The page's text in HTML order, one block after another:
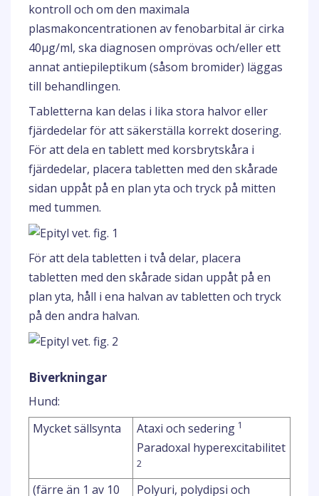
kontroll och om den maximala
plasmakoncentrationen av fenobarbital är cirka
40µg/ml, ska diagnosen omprövas och/eller ett
annat antiepileptikum (såsom bromider) läggas
till behandlingen.
Tabletterna kan delas i lika stora halvor eller
fjärdedelar för att säkerställa korrekt dosering.
För att dela en tablett med korsbrytskåra i
fjärdedelar, placera tabletten med den skårade
sidan uppåt på en plan yta och tryck på mitten
med tummen.
För att dela tabletten i två delar, placera
tabletten med den skårade sidan uppåt på en
plan yta, håll i ena halvan av tabletten och tryck
på den andra halvan.
Biverkningar
Hund:
Mycket sällsynta
Ataxi och sedering 1
Paradoxal hyperexcitabilitet
2
(färre än 1 av 10 Polyuri, polydipsi och